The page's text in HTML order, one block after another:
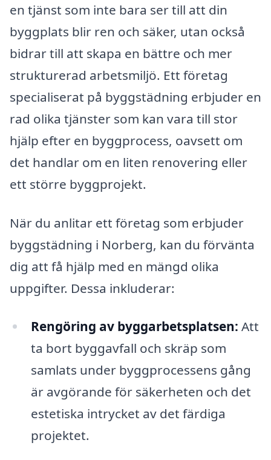
en tjänst som inte bara ser till att din
byggplats blir ren och säker, utan också
bidrar till att skapa en bättre och mer
strukturerad arbetsmiljö. Ett företag
specialiserat på byggstädning erbjuder en
rad olika tjänster som kan vara till stor
hjälp efter en byggprocess, oavsett om
det handlar om en liten renovering eller
ett större byggprojekt.
När du anlitar ett företag som erbjuder
byggstädning i Norberg, kan du förvänta
dig att få hjälp med en mängd olika
uppgifter. Dessa inkluderar:
Rengöring av byggarbetsplatsen: Att
ta bort byggavfall och skräp som
samlats under byggprocessens gång
är avgörande för säkerheten och det
estetiska intrycket av det färdiga
projektet.